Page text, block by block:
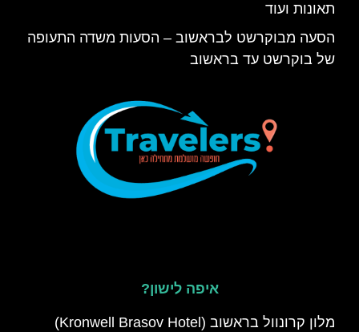
תאונות ועוד
הסעה מבוקרשט לבראשוב – הסעות משדה התעופה
של בוקרשט עד בראשוב
איפה לישון?
מלון קרונוול בראשוב (Kronwell Brasov Hotel)